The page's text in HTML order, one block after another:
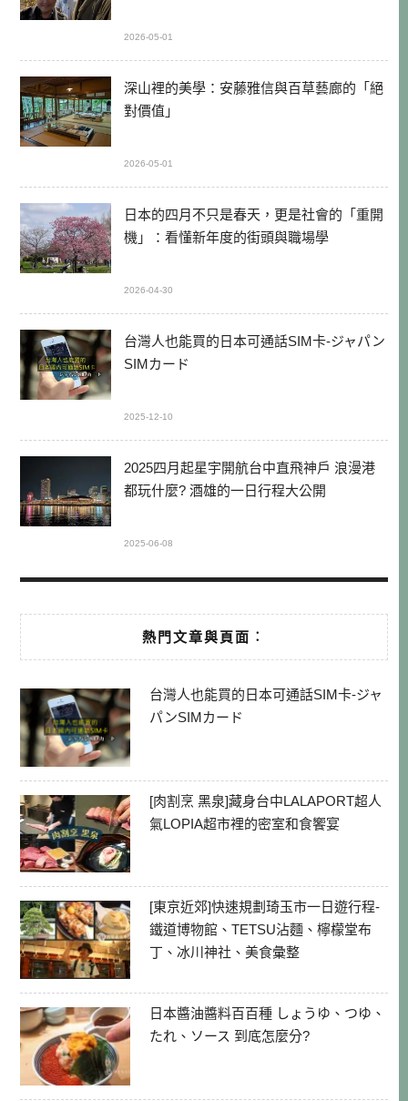
2026-05-01
深山裡的美學：安藤雅信與百草藝廊的「絕
對價值」
2026-05-01
日本的四月不只是春天，更是社會的「重開
機」：看懂新年度的街頭與職場學
2026-04-30
台灣人也能買的日本可通話SIM卡-ジャパン
SIMカード
2025-12-10
2025四月起星宇開航台中直飛神戶 浪漫港
都玩什麼? 酒雄的一日行程大公開
2025-06-08
熱門文章與頁面︰
台灣人也能買的日本可通話SIM卡-ジャ
パンSIMカード
[肉割烹 黑泉]藏身台中LALAPORT超人
氣LOPIA超市裡的密室和食饗宴
[東京近郊]快速規劃琦玉市一日遊行程-
鐵道博物館、TETSU沾麵、檸檬堂布
丁、冰川神社、美食彙整
日本醬油醬料百百種 しょうゆ、つゆ、
たれ、ソース 到底怎麼分?